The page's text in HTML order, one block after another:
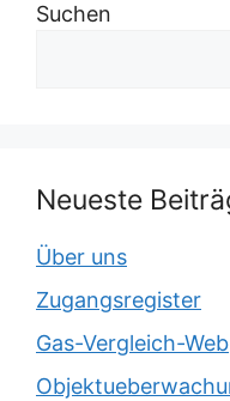
Suchen
Neueste
Über uns
Zugangsregister
Gas-Vergleich-Web